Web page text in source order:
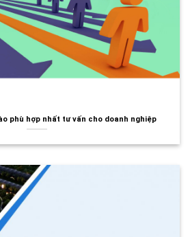
phù hợp nhất tư vấn cho doanh nghiệp